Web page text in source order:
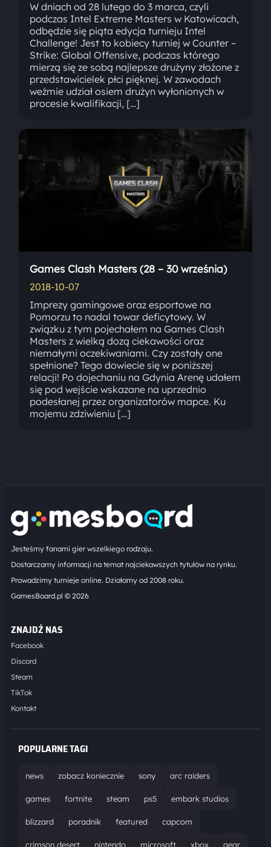
W dniach od 28 lutego do 3 marca, czyli
podczas Intel Extreme Masters w Katowicach,
odbędzie się piąta edycja turnieju Intel
Challenge! Jest to kobiecy turniej w Counter –
Strike: Global Offensive, podczas którego
mierzą się ze sobą najlepsze drużyny złożone z
przedstawicielek płci pięknej. W zawodach
weźmie udział osiem drużyn wyłonionych w
procesie kwalifikacji, […]
Games Clash Masters (28 – 30 września)
2018-10-07
Imprezy gamingowe oraz esportowe na
Pomorzu to nadal towar deficytowy. W
związku z tym pojechałem na Games Clash
Masters z wielką dozą ciekawości oraz
niemałymi oczekiwaniami. Czy zostały one
spełnione? Tego dowiecie się w poniższej
relacji! Po dojechaniu na Gdynia Arenę udałem
się pod wejście wskazane na uprzednio
podesłanej przez organizatorów mapce. Ku
mojemu zdziwieniu […]
Jesteśmy fanami gier wszelkiego rodzaju.
Dostarczamy informacji na temat najciekawszych tytułów na rynku.
Prowadzimy turnieje online. Działamy od 2008 roku.
GamesBoard.pl © 2026
ZNAJDŹ NAS
Facebook
Discord
Steam
TikTok
Kontakt
POPULARNE TAGI
news zobacz koniecznie sony arc raiders
games fortnite steam ps5 embark studios
blizzard poradnik featured capcom
crimson desert nintendo microsoft xbox gear